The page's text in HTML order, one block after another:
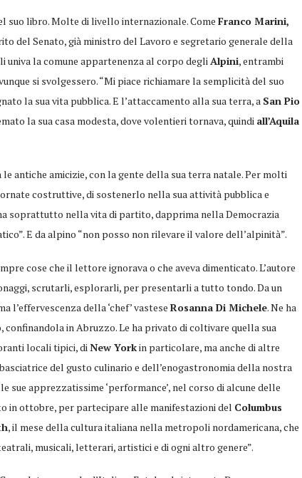
suo libro. Molte di livello internazionale. ComeFranco Marini,
del Senato, già ministro del Lavoro e segretario generale della
univa la comune appartenenza al corpo degli Alpini, entrambi
si svolgessero. “Mi piace richiamare la semplicità del suo
la sua vita pubblica. E l’attaccamento alla sua terra, a San Pio
la sua casa modesta, dove volentieri tornava, quindi all’Aquila
le antiche amicizie, conla gente della sua terra natale. Per molti
costruttive, di sostenerlo nella sua attività pubblica e
soprattutto nella vita di partito, dapprima nella Democrazia
E da alpino “non posso non rilevare il valore dell’alpinità”.
cose che il lettore ignorava o che aveva dimenticato. L’autore
scrutarli, esplorarli, per presentarli a tutto tondo. Da un
l’effervescenza della ‘chef’vasteseRosanna Di Michele. Ne ha
in Abruzzo. Le ha privato di coltivare quella sua
locali tipici, diNew Yorkin particolare, ma anche di altre
del gusto culinario e dell’enogastronomia della nostra
sue apprezzatissime ‘performance’, nel corso di alcune delle
in ottobre, per partecipare alle manifestazioni del Columbus
, il mese della cultura italiana nella metropoli nordamericana, che
musicali, letterari, artistici e di ogni altro genere”.